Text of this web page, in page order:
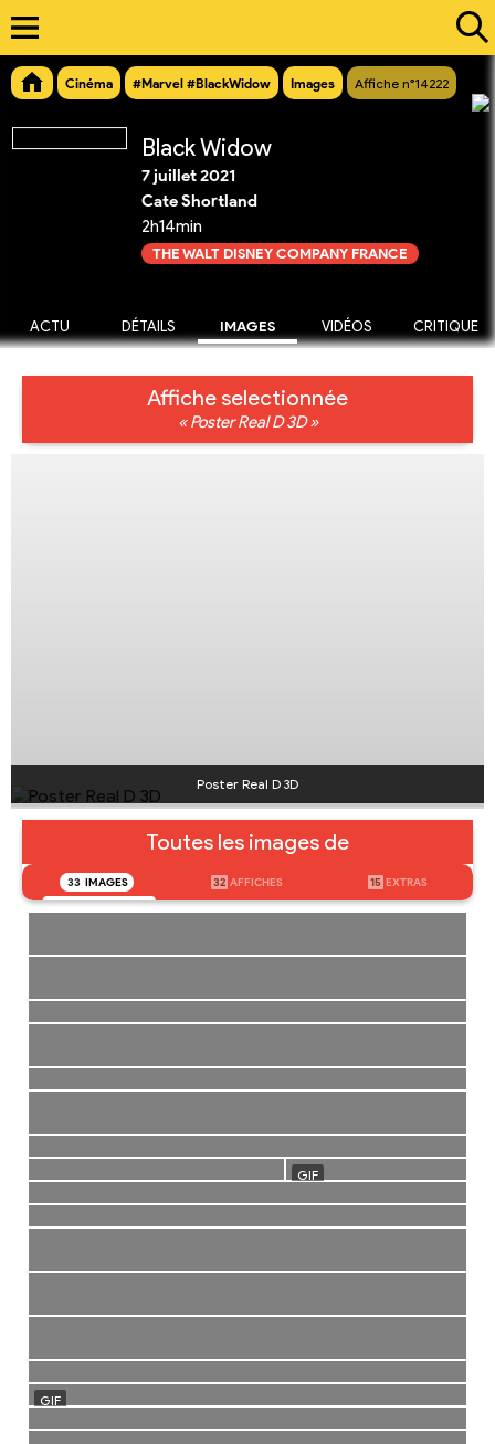
Cinéma #Marvel #BlackWidow Images Affiche n°14222
Black Widow
7 juillet 2021
Cate Shortland
2h14min
THE WALT DISNEY COMPANY FRANCE
ACTU DÉTAILS IMAGES VIDÉOS CRITIQUE
Affiche selectionnée
« Poster Real D 3D »
Poster Real D 3D
Toutes les images de
33 IMAGES 32 AFFICHES 15 EXTRAS